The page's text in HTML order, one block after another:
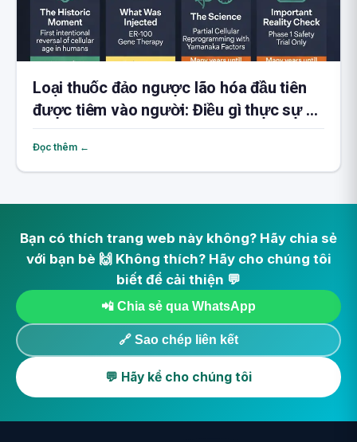
Loại thuốc đảo ngược lão hóa đầu tiên
được tiêm vào người: Điều gì thực sự đã
xảy ra
Đọc thêm ←
Bạn có thích trang web này không? Hãy chia sẻ
với bạn bè 🙌 Không thích? Hãy cho chúng tôi
biết để cải thiện 💬
📲 Chia sẻ qua WhatsApp
🔗 Sao chép liên kết
💬 Hãy kể cho chúng tôi